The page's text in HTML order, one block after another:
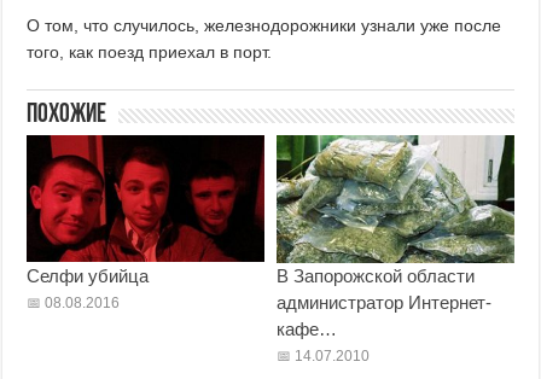
О том, что случилось, железнодорожники узнали уже после
того, как поезд приехал в порт.
Похожие
Селфи убийца
08.08.2016
В Запорожской области
администратор Интернет-
кафе…
14.07.2010